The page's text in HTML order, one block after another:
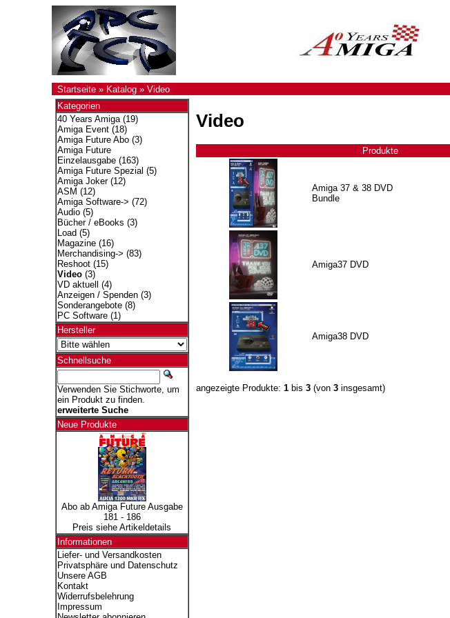
Startseite» Katalog» Video
Kategorien
40 Years Amiga(19)
Amiga Event(18)
Amiga Future Abo(3)
Amiga Future
Einzelausgabe(163)
Amiga Future Spezial (5)
Amiga Joker(12)
ASM (12)
Amiga Software-> (72)
Audio(5)
Bücher / eBooks (3)
Load (5)
Magazine(16)
Merchandising-> (83)
Reshoot(15)
Video(3)
VD aktuell
(4)
Anzeigen / Spenden(3)
Sonderangebote(8)
PC Software(1)
Hersteller
Schnellsuche
Verwenden Sie Stichworte, um
ein Produkt zu finden.
erweiterte Suche
Neue Produkte
Abo ab Amiga Future Ausgabe
181 - 186
Preis siehe Artikeldetails
Informationen
Liefer- und Versandkosten
Privatsphäre und Datenschutz
Unsere AGB
Kontakt
Widerrufsbelehrung
Impressum
Video
Produkte
Amiga 37 & 38 DVD
Bundle
Amiga37 DVD
Amiga38 DVD
angezeigte Produkte: 1bis 3(von 3insgesamt)